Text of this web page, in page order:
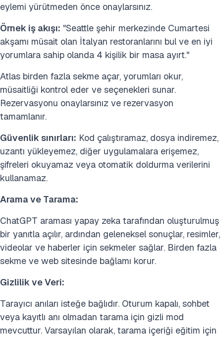
eylemi yürütmeden önce onaylarsınız.
Örnek iş akışı: "Seattle şehir merkezinde Cumartesi
akşamı müsait olan İtalyan restoranlarını bul ve en iyi
yorumlara sahip olanda 4 kişilik bir masa ayırt."
Atlas birden fazla sekme açar, yorumları okur,
müsaitliği kontrol eder ve seçenekleri sunar.
Rezervasyonu onaylarsınız ve rezervasyon
tamamlanır.
Güvenlik sınırları: Kod çalıştıramaz, dosya indiremez,
uzantı yükleyemez, diğer uygulamalara erişemez,
şifreleri okuyamaz veya otomatik doldurma verilerini
kullanamaz.
Arama ve Tarama:
ChatGPT araması yapay zeka tarafından oluşturulmuş
bir yanıtla açılır, ardından geleneksel sonuçlar, resimler,
videolar ve haberler için sekmeler sağlar. Birden fazla
sekme ve web sitesinde bağlamı korur.
Gizlilik ve Veri:
Tarayıcı anıları isteğe bağlıdır. Oturum kapalı, sohbet
veya kayıtlı anı olmadan tarama için gizli mod
mevcuttur. Varsayılan olarak, tarama içeriği eğitim için